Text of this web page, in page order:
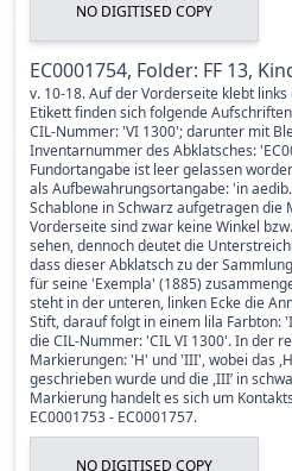
NO DIGITISED COPY
EC0001754, Folder: FF 13,
v. 10-18. Auf der Vorderseite klebt
Etikett finden sich folgende
CIL-Nummer: 'VI 1300'; darunter mit
Inventarnummer des Abklatsches:
Fundortangabe ist leer gelassen
als Aufbewahrungsortangabe: 'in
Schablone in Schwarz aufgetragen die
Vorderseite sind zwar keine Winkel
sehen, dennoch deutet die
dass dieser Abklatsch zu der
für seine 'Exempla' (1885)
steht in der unteren, linken Ecke die
Stift, darauf folgt in einem lila Farbton:
die CIL-Nummer: 'CIL VI 1300'. In der
Markierungen: 'H' und 'III', wobei das
geschrieben wurde und die ,III’ in
Markierung handelt es sich um
EC0001753 - EC0001757.
NO DIGITISED COPY